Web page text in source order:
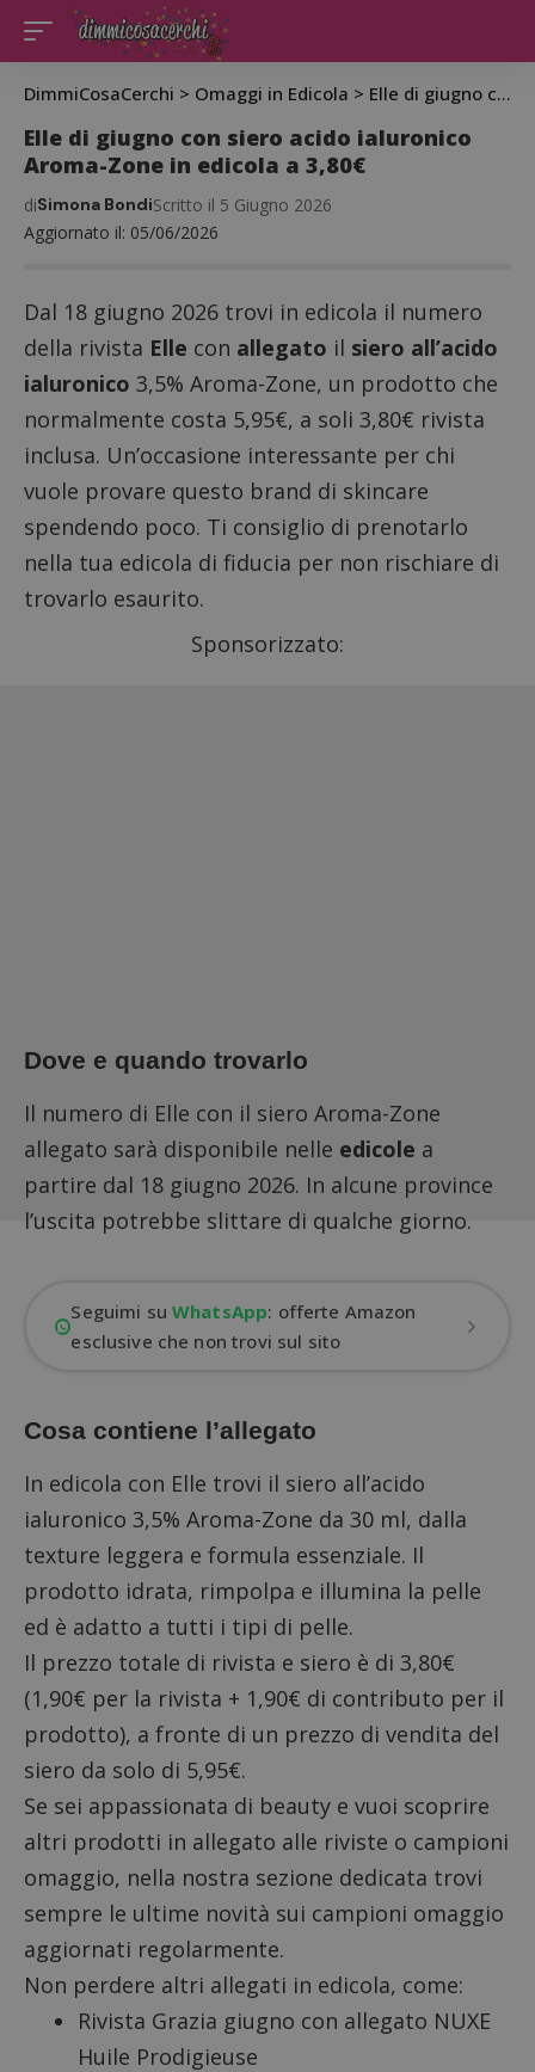
DimmiCosaCerchi > Omaggi in Edicola > Elle di giugno con siero acido ialuronico Aroma-Zone in edicola a 3,80€
Elle di giugno con siero acido ialuronico
Aroma-Zone in edicola a 3,80€
Aggiornato il: 05/06/2026
diSimona BondiScritto il 5 Giugno 2026
Dal 18 giugno 2026 trovi in edicola il numero
della rivista Elle con allegato il siero all’acido
ialuronico 3,5% Aroma-Zone, un prodotto che
normalmente costa 5,95€, a soli 3,80€ rivista
inclusa. Un’occasione interessante per chi
vuole provare questo brand di skincare
spendendo poco. Ti consiglio di prenotarlo
nella tua edicola di fiducia per non rischiare di
trovarlo esaurito.
Sponsorizzato:
Dove e quando trovarlo
Il numero di Elle con il siero Aroma-Zone
allegato sarà disponibile nelle edicole a
partire dal 18 giugno 2026. In alcune province
l’uscita potrebbe slittare di qualche giorno.
Seguimi suWhatsApp: offerte Amazon
esclusive che non trovi sul sito
Cosa contiene l’allegato
In edicola con Elle trovi il siero all’acido
ialuronico 3,5% Aroma-Zone da 30 ml, dalla
texture leggera e formula essenziale. Il
prodotto idrata, rimpolpa e illumina la pelle
ed è adatto a tutti i tipi di pelle.
Il prezzo totale di rivista e siero è di 3,80€
(1,90€ per la rivista + 1,90€ di contributo per il
prodotto), a fronte di un prezzo di vendita del
siero da solo di 5,95€.
Se sei appassionata di beauty e vuoi scoprire
altri prodotti in allegato alle riviste o campioni
omaggio, nella nostra sezione dedicata trovi
sempre le ultime novità sui campioni omaggio
aggiornati regolarmente.
Non perdere altri allegati in edicola, come:
Rivista Grazia giugno con allegato NUXE
Huile Prodigieuse